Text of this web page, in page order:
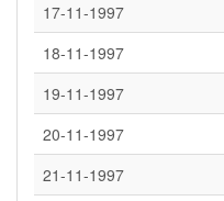
17-11-1997
18-11-1997
19-11-1997
20-11-1997
21-11-1997